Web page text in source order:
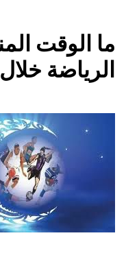
ما الوقت
الرياضة